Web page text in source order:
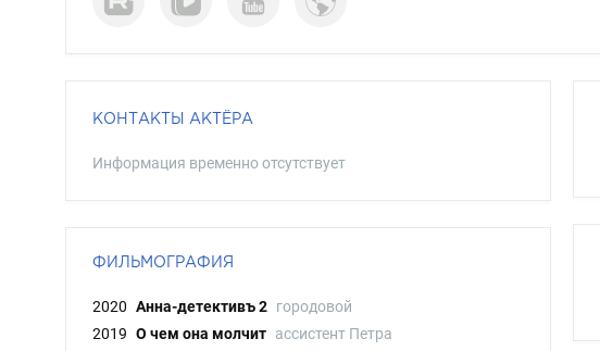
КОНТАКТЫ АКТЁРА
Информация временно отсутствует
ФИЛЬМОГРАФИЯ
2020 Анна-детективъ 2 городовой
2019 О чем она молчит ассистент Петра